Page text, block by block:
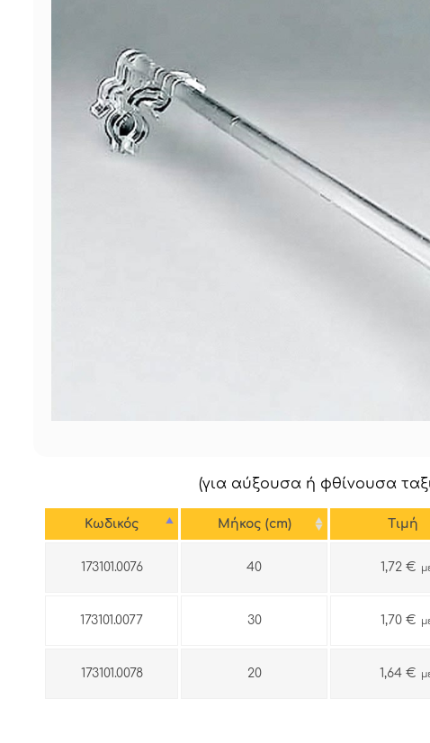
(για αύξουσα ή φθίνουσα
Κωδικός Μήκος (cm) Tιμή
173101.0076 40 1,72 €
173101.0077 30 1,70 €
173101.0078 20 1,64 €